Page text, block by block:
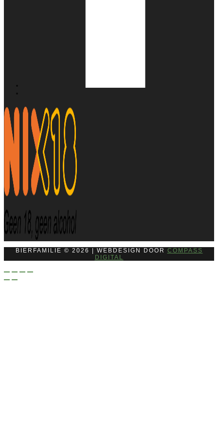
BIERFAMILIE © 2026 | WEBDESIGN DOOR COMPASS
DIGITAL